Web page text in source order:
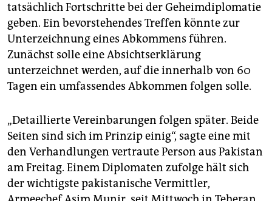
tatsächlich Fortschritte bei der Geheimdiplomatie
geben. Ein bevorstehendes Treffen könnte zur
Unterzeichnung eines Abkommens führen.
Zunächst solle eine Absichtserklärung
unterzeichnet werden, auf die innerhalb von 60
Tagen ein umfassendes Abkommen folgen solle.
„Detaillierte Vereinbarungen folgen später. Beide
Seiten sind sich im Prinzip einig“, sagte eine mit
den Verhandlungen vertraute Person aus Pakistan
‌am Freitag. Einem Diplomaten zufolge hält sich
der wichtigste pakistanische Vermittler,